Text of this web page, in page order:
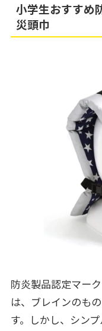
小学生おすす
災頭巾
防炎製品認定マー
は、ブレインのも
す。しかし、シン